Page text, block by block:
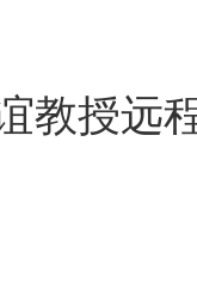
教授远